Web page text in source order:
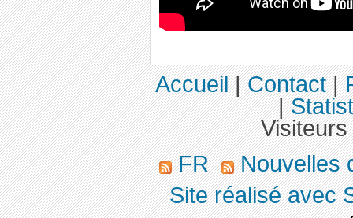
Accueil|Contact|
|
FR
Nouvelles
Site réalisé avec